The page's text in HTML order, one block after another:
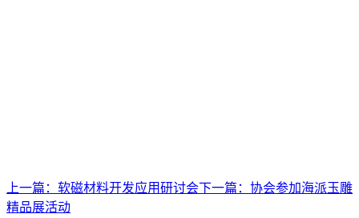
上一篇： 软磁材料开发应用研讨会下一篇： 协会参加海派玉雕
精品展活动